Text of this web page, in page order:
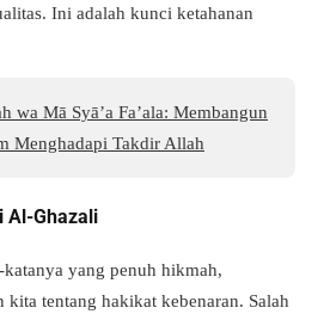
Ini adalah kunci ketahanan
wa Mā Syā’a Fa’ala: Membangun
Menghadapi Takdir Allah
Al-Ghazali
yang penuh hikmah,
kita tentang hakikat kebenaran. Salah